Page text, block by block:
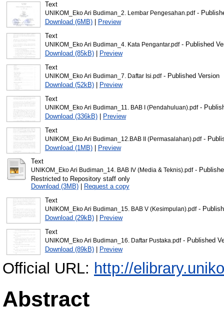
Text
UNIKOM_Eko Ari Budiman_2. Lembar Pengesahan.pdf-
Download (6MB)|
Preview
Text
UNIKOM_Eko Ari Budiman_4. Kata Pengantar.pdf- Published
Download (85kB)|
Preview
Text
UNIKOM_Eko Ari Budiman_7. Daftar Isi.pdf- Published Version
Download (52kB)|
Preview
Text
UNIKOM_Eko Ari Budiman_11. BAB I (Pendahuluan).pdf-
Download (336kB)|
Preview
Text
UNIKOM_Eko Ari Budiman_12.BAB II (Permasalahan).pdf-
Download (1MB)| Preview
Text
UNIKOM_Eko Ari Budiman_14. BAB IV (Media & Teknis).pdf-
Restricted to Repository staff only
Download (3MB)|
Request a copy
Text
UNIKOM_Eko Ari Budiman_15. BAB V (Kesimpulan).pdf-
Download (29kB)|
Preview
Text
UNIKOM_Eko Ari Budiman_16. Daftar Pustaka.pdf- Published
Download (89kB)| Preview
Official URL: http://
Abstract